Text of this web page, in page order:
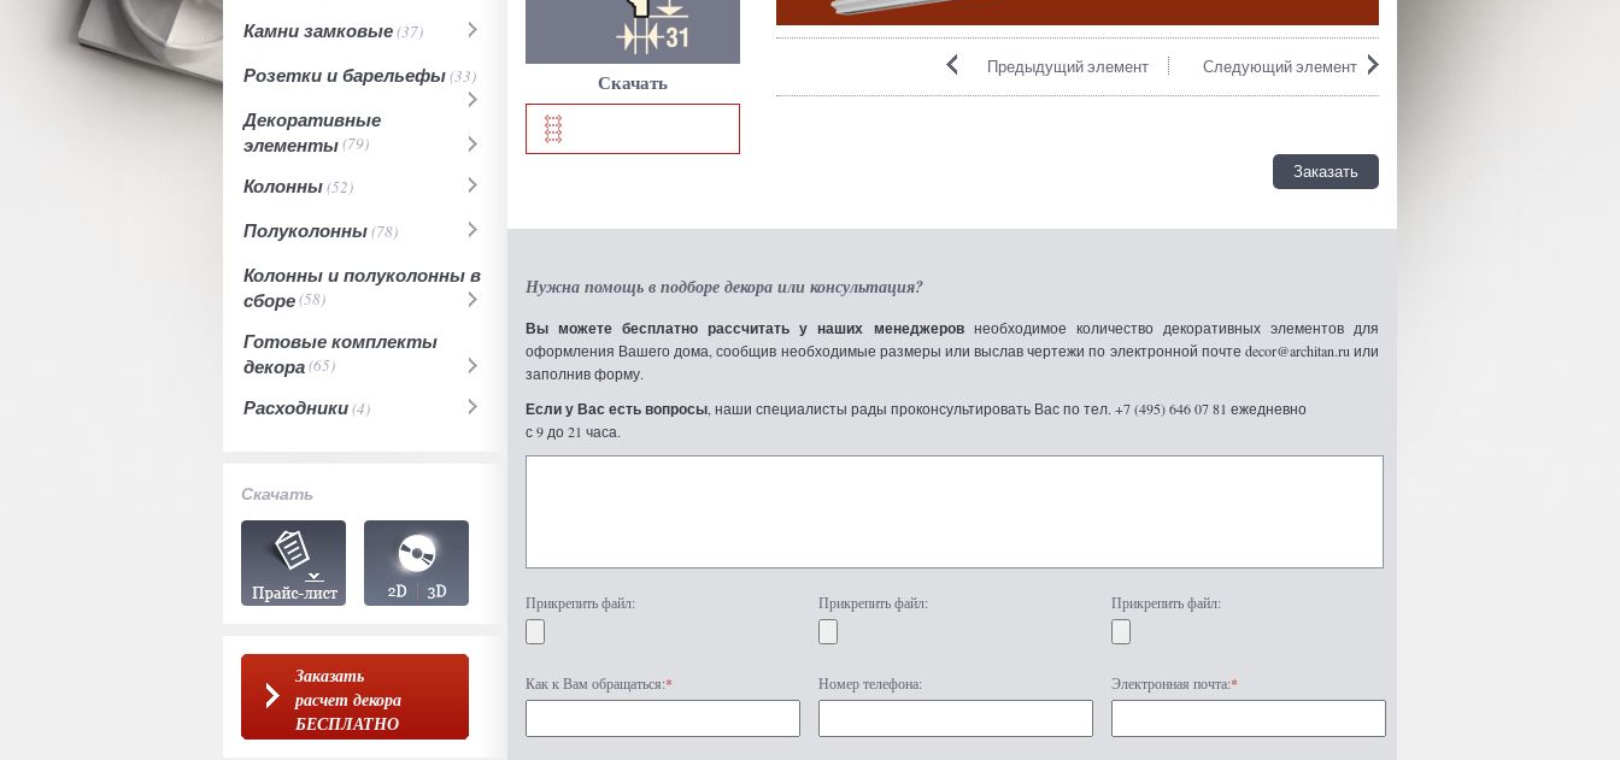
Камни замковые(37)
Розетки и барельефы(33)
Декоративные
элементы(79)
Колонны(52)
Полуколонны(78)
Колонны и полуколонны в
сборе(58)
Готовые комплекты
декора(65)
Расходники(4)
Скачать
Заказать
расчет декора
БЕСПЛАТНО
Скачать
Следующий элемент
Предыдущий элемент
Заказать
Нужна помощь в подборе декора или консультация?
Вы можете бесплатно рассчитать у наших менеджеровнеобходимое количество декоративных элементов для
оформления Вашего дома, сообщив необходимые размеры или выслав чертежи по электронной почте decor@architan.ru или
заполнив форму.
Если у Вас есть вопросы , наши специалисты рады проконсультировать Вас по тел. +7 (495) 646 07 81 ежедневно
с 9 до 21 часа.
Прикрепить файл: Прикрепить файл: Прикрепить файл:
Как к Вам обращаться:* Номер телефона: Электронная почта:*